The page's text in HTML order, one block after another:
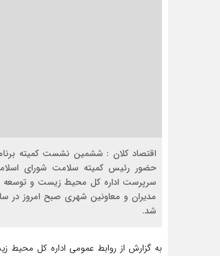
اقتصاد کلان : ششمین نشست کمیته
حضور رئیس کمیته سلامت شورای
سرپرست اداره کل محیط زیست و توسعه
مدیران و معاونین شهری صبح امروز در
شد.
به گزارش از روابط عمومی اداره کل